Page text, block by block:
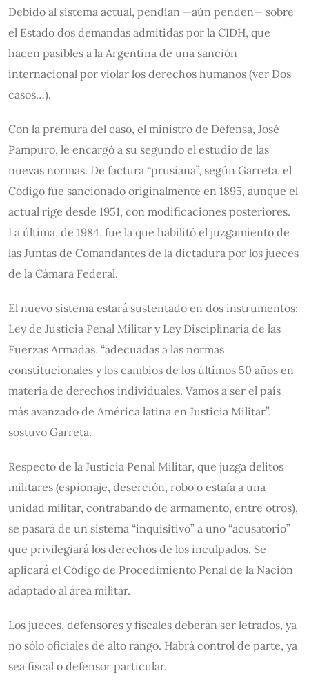
Debido al sistema actual, pendían —aún penden— sobre
el Estado dos demandas admitidas por la CIDH, que
hacen pasibles a la Argentina de una sanción
internacional por violar los derechos humanos (ver Dos
casos…).
Con la premura del caso, el ministro de Defensa, José
Pampuro, le encargó a su segundo el estudio de las
nuevas normas. De factura “prusiana”, según Garreta, el
Código fue sancionado originalmente en 1895, aunque el
actual rige desde 1951, con modificaciones posteriores.
La última, de 1984, fue la que habilitó el juzgamiento de
las Juntas de Comandantes de la dictadura por los jueces
de la Cámara Federal.
El nuevo sistema estará sustentado en dos instrumentos:
Ley de Justicia Penal Militar y Ley Disciplinaria de las
Fuerzas Armadas, “adecuadas a las normas
constitucionales y los cambios de los últimos 50 años en
materia de derechos individuales. Vamos a ser el país
más avanzado de América latina en Justicia Militar”,
sostuvo Garreta.
Respecto de la Justicia Penal Militar, que juzga delitos
militares (espionaje, deserción, robo o estafa a una
unidad militar, contrabando de armamento, entre otros),
se pasará de un sistema “inquisitivo” a uno “acusatorio”
que privilegiará los derechos de los inculpados. Se
aplicará el Código de Procedimiento Penal de la Nación
adaptado al área militar.
Los jueces, defensores y fiscales deberán ser letrados, ya
no sólo oficiales de alto rango. Habrá control de parte, ya
sea fiscal o defensor particular.